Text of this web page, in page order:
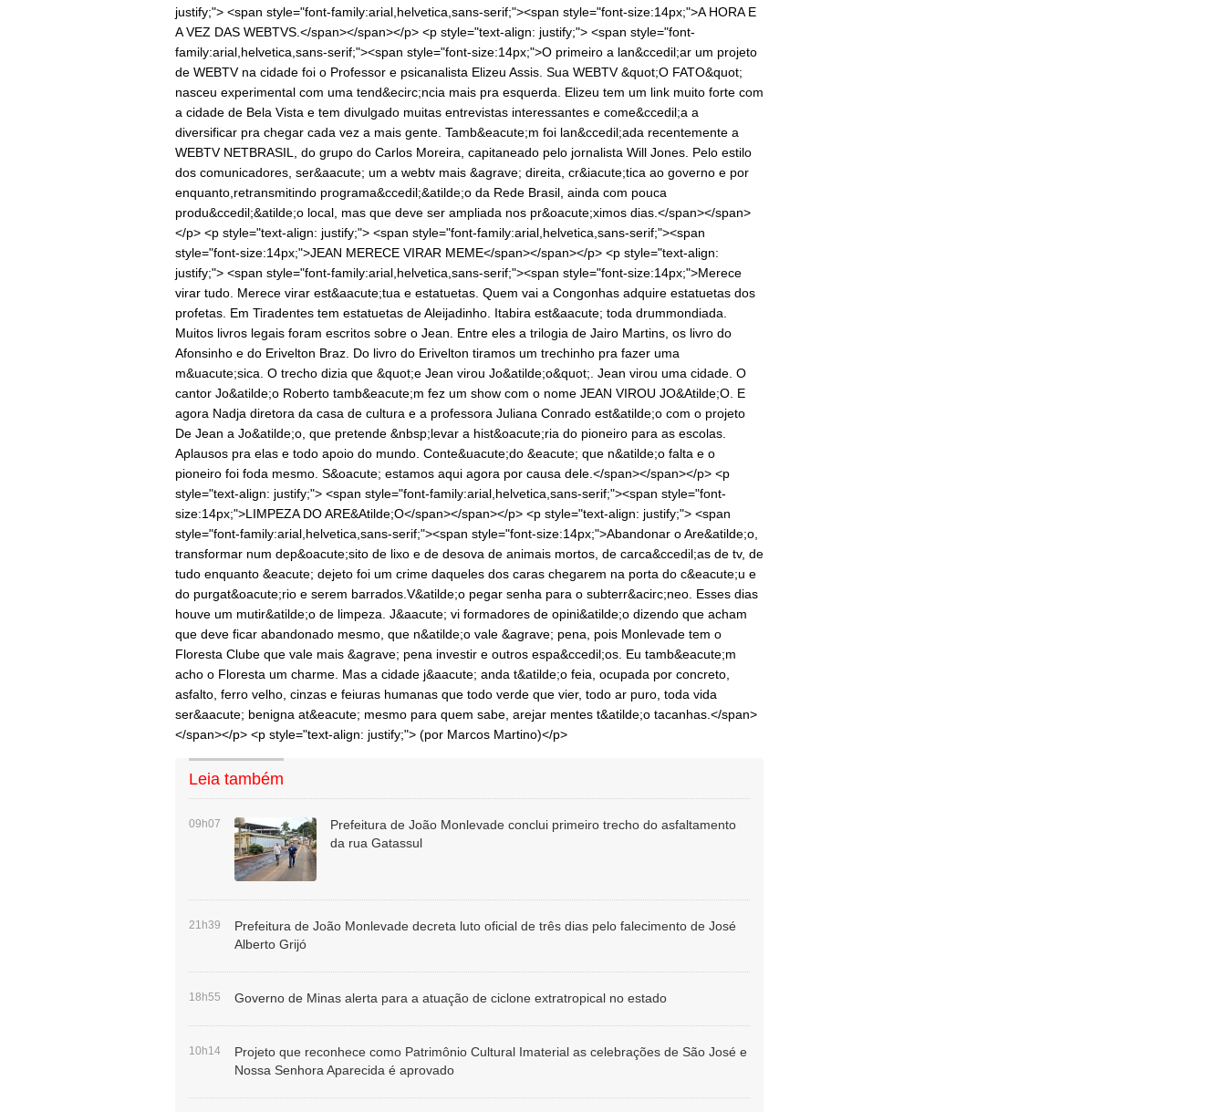
justify;"> <span style="font-family:arial,helvetica,sans-serif;"><span style="font-size:14px;">A HORA E
A VEZ DAS WEBTVS.</span></span></p> <p style="text-align: justify;"> <span style="font-
family:arial,helvetica,sans-serif;"><span style="font-size:14px;">O primeiro a lan&ccedil;ar um projeto
de WEBTV na cidade foi o Professor e psicanalista Elizeu Assis. Sua WEBTV &quot;O FATO&quot;
nasceu experimental com uma tend&ecirc;ncia mais pra esquerda. Elizeu tem um link muito forte com
a cidade de Bela Vista e tem divulgado muitas entrevistas interessantes e come&ccedil;a a
diversificar pra chegar cada vez a mais gente. Tamb&eacute;m foi lan&ccedil;ada recentemente a
WEBTV NETBRASIL, do grupo do Carlos Moreira, capitaneado pelo jornalista Will Jones. Pelo estilo
dos comunicadores, ser&aacute; um a webtv mais &agrave; direita, cr&iacute;tica ao governo e por
enquanto,retransmitindo programa&ccedil;&atilde;o da Rede Brasil, ainda com pouca
produ&ccedil;&atilde;o local, mas que deve ser ampliada nos pr&oacute;ximos dias.</span></span>
</p> <p style="text-align: justify;"> <span style="font-family:arial,helvetica,sans-serif;"><span
style="font-size:14px;">JEAN MERECE VIRAR MEME</span></span></p> <p style="text-align:
justify;"> <span style="font-family:arial,helvetica,sans-serif;"><span style="font-size:14px;">Merece
virar tudo. Merece virar est&aacute;tua e estatuetas. Quem vai a Congonhas adquire estatuetas dos
profetas. Em Tiradentes tem estatuetas de Aleijadinho. Itabira est&aacute; toda drummondiada.
Muitos livros legais foram escritos sobre o Jean. Entre eles a trilogia de Jairo Martins, os livro do
Afonsinho e do Erivelton Braz. Do livro do Erivelton tiramos um trechinho pra fazer uma
m&uacute;sica. O trecho dizia que &quot;e Jean virou Jo&atilde;o&quot;. Jean virou uma cidade. O
cantor Jo&atilde;o Roberto tamb&eacute;m fez um show com o nome JEAN VIROU JO&Atilde;O. E
agora Nadja diretora da casa de cultura e a professora Juliana Conrado est&atilde;o com o projeto
De Jean a Jo&atilde;o, que pretende &nbsp;levar a hist&oacute;ria do pioneiro para as escolas.
Aplausos pra elas e todo apoio do mundo. Conte&uacute;do &eacute; que n&atilde;o falta e o
pioneiro foi foda mesmo. S&oacute; estamos aqui agora por causa dele.</span></span></p> <p
style="text-align: justify;"> <span style="font-family:arial,helvetica,sans-serif;"><span style="font-
size:14px;">LIMPEZA DO ARE&Atilde;O</span></span></p> <p style="text-align: justify;"> <span
style="font-family:arial,helvetica,sans-serif;"><span style="font-size:14px;">Abandonar o Are&atilde;o,
transformar num dep&oacute;sito de lixo e de desova de animais mortos, de carca&ccedil;as de tv, de
tudo enquanto &eacute; dejeto foi um crime daqueles dos caras chegarem na porta do c&eacute;u e
do purgat&oacute;rio e serem barrados.V&atilde;o pegar senha para o subterr&acirc;neo. Esses dias
houve um mutir&atilde;o de limpeza. J&aacute; vi formadores de opini&atilde;o dizendo que acham
que deve ficar abandonado mesmo, que n&atilde;o vale &agrave; pena, pois Monlevade tem o
Floresta Clube que vale mais &agrave; pena investir e outros espa&ccedil;os. Eu tamb&eacute;m
acho o Floresta um charme. Mas a cidade j&aacute; anda t&atilde;o feia, ocupada por concreto,
asfalto, ferro velho, cinzas e feiuras humanas que todo verde que vier, todo ar puro, toda vida
ser&aacute; benigna at&eacute; mesmo para quem sabe, arejar mentes t&atilde;o tacanhas.</span>
</span></p> <p style="text-align: justify;"> (por Marcos Martino)</p>
Leia também
09h07
Prefeitura de João Monlevade conclui primeiro trecho do asfaltamento
da rua Gatassul
21h39
Prefeitura de João Monlevade decreta luto oficial de três dias pelo falecimento de José
Alberto Grijó
18h55 Governo de Minas alerta para a atuação de ciclone extratropical no estado
10h14
Projeto que reconhece como Patrimônio Cultural Imaterial as celebrações de São José e
Nossa Senhora Aparecida é aprovado